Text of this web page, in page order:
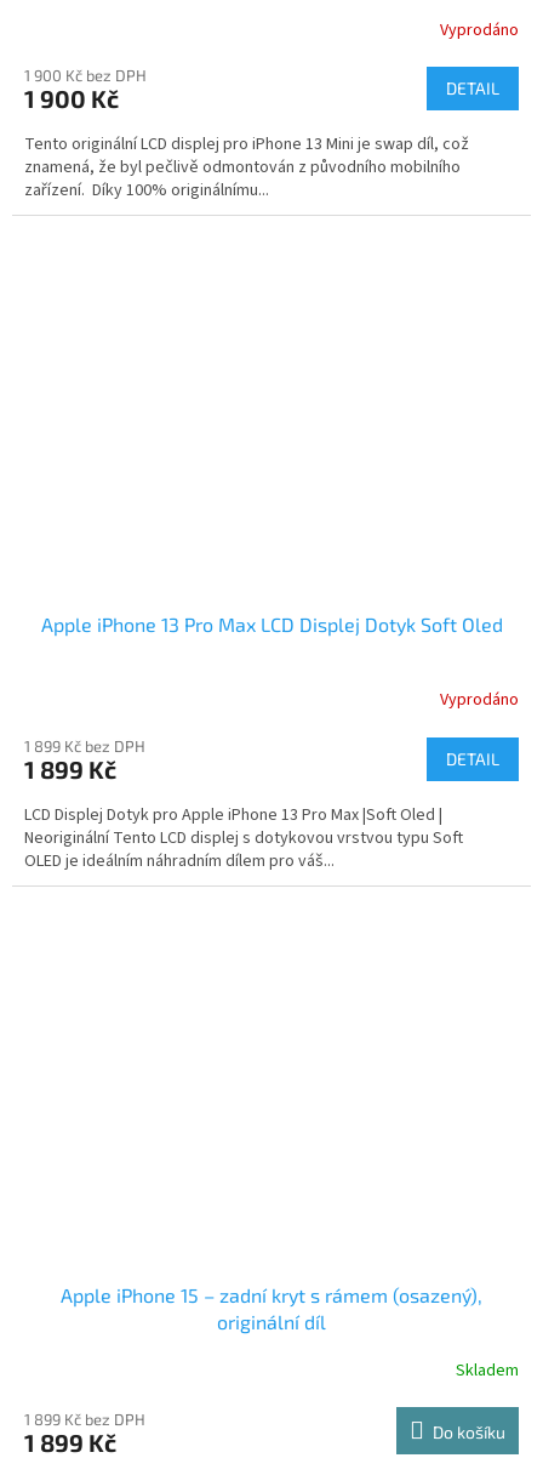
Vyprodáno
1 900 Kč bez DPH
1 900 Kč DETAIL
Tento originální LCD displej pro iPhone 13 Mini je swap díl, což
znamená, že byl pečlivě odmontován z původního mobilního
zařízení. Díky 100% originálnímu...
Apple iPhone 13 Pro Max LCD Displej Dotyk Soft Oled
Vyprodáno
1 899 Kč bez DPH
1 899 Kč DETAIL
LCD Displej Dotyk pro Apple iPhone 13 Pro Max |Soft Oled |
Neoriginální Tento LCD displej s dotykovou vrstvou typu Soft
OLED je ideálním náhradním dílem pro váš...
Apple iPhone 15 – zadní kryt s rámem (osazený),
originální díl
Skladem
1 899 Kč bez DPH
1 899 Kč Do košíku